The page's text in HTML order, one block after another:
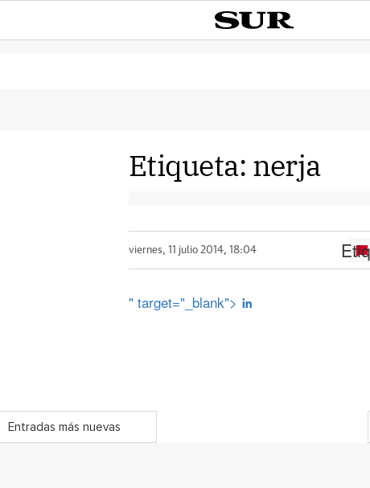
Etiqueta: nerja
viernes, 11 julio 2014, 18:04
" target="_blank">
Entradas más nuevas